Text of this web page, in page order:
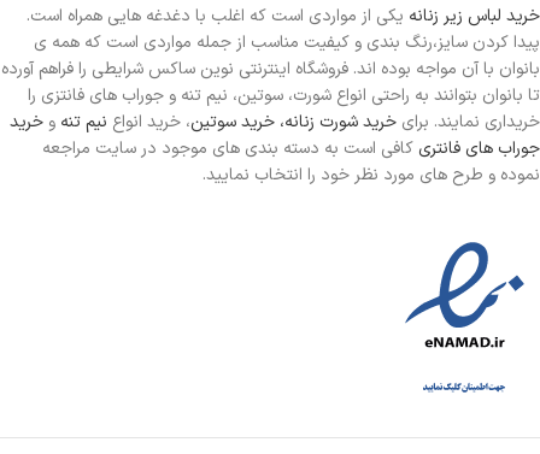
خرید لباس زیر زنانه یکی از مواردی است که اغلب با دغدغه هایی همراه است.
پیدا کردن سایز،رنگ بندی و کیفیت مناسب از جمله مواردی است که همه ی
بانوان با آن مواجه بوده اند. فروشگاه اینترنتی نوین ساکس شرایطی را فراهم آورده
تا بانوان بتوانند به راحتی انواع شورت، سوتین، نیم تنه و جوراب های فانتزی را
خریداری نمایند. برای خرید شورت زنانه، خرید سوتین، خرید انواع نیم تنه و خرید
جوراب های فانتری کافی است به دسته بندی های موجود در سایت مراجعه
نموده و طرح های مورد نظر خود را انتخاب نمایید.